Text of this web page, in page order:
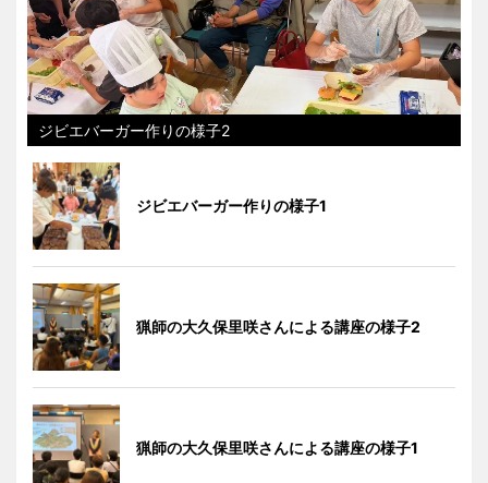
ジビエバーガー作りの様子2
ジビエバーガー作りの様子1
猟師の大久保里咲さんによる講座の様子2
猟師の大久保里咲さんによる講座の様子1